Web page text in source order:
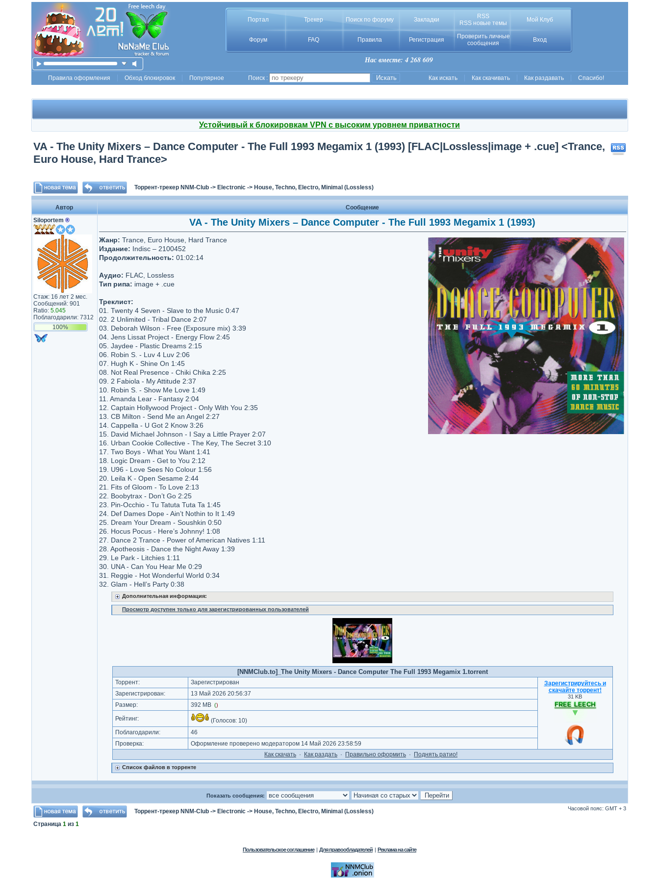
Портал Трекер Поиск по форуму Закладки
RSS
RSS новые темы
Мой Клуб
Форум FAQ Правила Регистрация
Проверить личные
сообщения
Вход
Нас вместе: 4 268 609
Правила оформления Обход блокировок Популярное Поиск : Как искать Как скачивать Как раздавать Спасибо!
Устойчивый к блокировкам VPN с высоким уровнем приватности
VA - The Unity Mixers – Dance Computer - The Full 1993 Megamix 1 (1993) [FLAC|Lossless|image + .cue] <Trance,
Euro House, Hard Trance>
Торрент-трекер NNM-Club-> Electronic-> House, Techno, Electro, Minimal (Lossless)
Автор
Сообщение
Siloportem ®
Стаж: 16 лет 2 мес.
Сообщений: 901
Ratio: 5.045
Поблагодарили: 7312
100%
VA - The Unity Mixers – Dance Computer - The Full 1993 Megamix 1 (1993)
Жанр: Trance, Euro House, Hard Trance
Издание: Indisc – 2100452
Продолжительность: 01:02:14
Аудио: FLAC, Lossless
Тип рипа: image + .cue
Треклист:
01. Twenty 4 Seven - Slave to the Music 0:47
02. 2 Unlimited - Tribal Dance 2:07
03. Deborah Wilson - Free (Exposure mix) 3:39
04. Jens Lissat Project - Energy Flow 2:45
05. Jaydee - Plastic Dreams 2:15
06. Robin S. - Luv 4 Luv 2:06
07. Hugh K - Shine On 1:45
08. Not Real Presence - Chiki Chika 2:25
09. 2 Fabiola - My Attitude 2:37
10. Robin S. - Show Me Love 1:49
11. Amanda Lear - Fantasy 2:04
12. Captain Hollywood Project - Only With You 2:35
13. CB Milton - Send Me an Angel 2:27
14. Cappella - U Got 2 Know 3:26
15. David Michael Johnson - I Say a Little Prayer 2:07
16. Urban Cookie Collective - The Key, The Secret 3:10
17. Two Boys - What You Want 1:41
18. Logic Dream - Get to You 2:12
19. U96 - Love Sees No Colour 1:56
20. Leila K - Open Sesame 2:44
21. Fits of Gloom - To Love 2:13
22. Boobytrax - Don’t Go 2:25
23. Pin-Occhio - Tu Tatuta Tuta Ta 1:45
24. Def Dames Dope - Ain’t Nothin to It 1:49
25. Dream Your Dream - Soushkin 0:50
26. Hocus Pocus - Here’s Johnny! 1:08
27. Dance 2 Trance - Power of American Natives 1:11
28. Apotheosis - Dance the Night Away 1:39
29. Le Park - Litchies 1:11
30. UNA - Can You Hear Me 0:29
31. Reggie - Hot Wonderful World 0:34
32. Glam - Hell’s Party 0:38
Дополнительная информация:
Просмотр доступен только для зарегистрированных пользователей
[NNMClub.to]_The Unity Mixers - Dance Computer The Full 1993 Megamix 1.torrent
Торрент: Зарегистрирован
Зарегистрируйтесь и
скачайте торрент!
31 KB
Зарегистрирован:
13 Май 2026 20:56:37
Размер:
392 MB ()
Рейтинг: (Голосов: 10)
Поблагодарили:
46
Проверка:
Оформление проверено модератором 14 Май 2026 23:58:59
Как cкачать · Как раздать · Правильно оформить · Поднять ратио!
Список файлов в торренте
Показать сообщения:
Торрент-трекер NNM-Club-> Electronic-> House, Techno, Electro, Minimal (Lossless) Часовой пояс: GMT + 3
Страница 1из 1
Пользовательское соглашение | Для правообладателей | Реклама на сайте